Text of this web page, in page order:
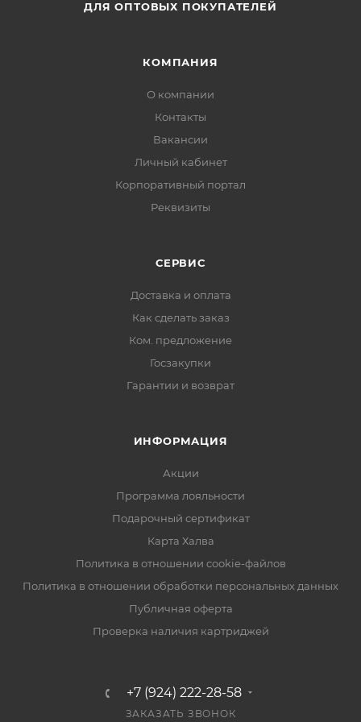
ДЛЯ ОПТОВЫХ ПОКУПАТЕЛЕЙ
КОМПАНИЯ
О компании
Контакты
Вакансии
Личный кабинет
Корпоративный портал
Реквизиты
СЕРВИС
Доставка и оплата
Как сделать заказ
Ком. предложение
Госзакупки
Гарантии и возврат
ИНФОРМАЦИЯ
Акции
Программа лояльности
Подарочный сертификат
Карта Халва
Политика в отношении cookie-файлов
Политика в отношении обработки персональных данных
Публичная оферта
Проверка наличия картриджей
+7 (924) 222-28-58
ЗАКАЗАТЬ ЗВОНОК